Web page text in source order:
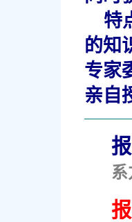
特
的知
专家
亲自